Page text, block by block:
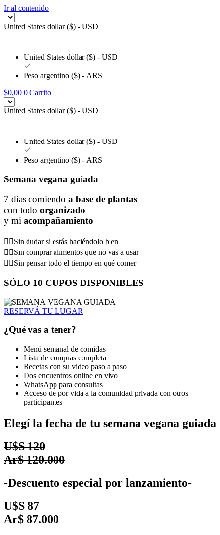
Ir al contenido
United States dollar ($) - USD
United States dollar ($) - USD
Peso argentino ($) - ARS
$0,00 0 Carrito
United States dollar ($) - USD
United States dollar ($) - USD
Peso argentino ($) - ARS
Semana vegana guiada
7 días comiendo a base de plantas
con todo organizado
y mi acompañamiento
👉🏼Sin dudar si estás haciéndolo bien
👉🏼Sin comprar alimentos que no vas a usar
👉🏼Sin pensar todo el tiempo en qué comer
SÓLO 10 CUPOS DISPONIBLES
RESERVÁ TU LUGAR
¿Qué vas a tener?
Menú semanal de comidas
Lista de compras completa
Recetas con su video paso a paso
Dos encuentros online en vivo
WhatsApp para consultas
Acceso de por vida a la comunidad privada con otros
participantes
Elegí la fecha de tu semana vegana guiada
U$S 120
Ar$ 120.000
-Descuento especial por lanzamiento-
U$S 87
Ar$ 87.000